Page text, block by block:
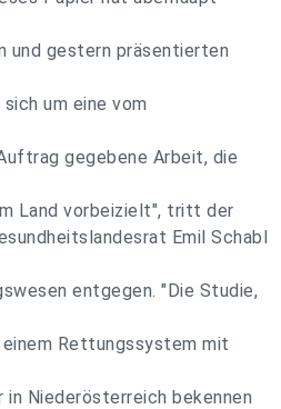
und gestern präsentierten
um eine vom
gegebene Arbeit, die
Land vorbeizielt", tritt der
Emil Schabl
entgegen. "Die Studie,
Rettungssystem mit
in Niederösterreich bekennen